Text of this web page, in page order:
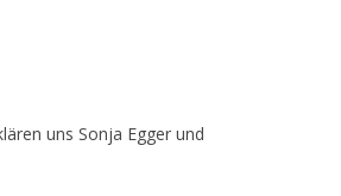
uns Sonja Egger und